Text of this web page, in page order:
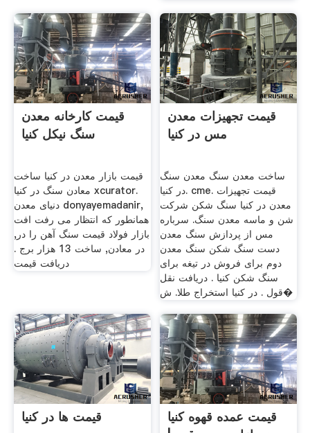
قیمت کارخانه معدن
سنگ نیکل کنیا
قیمت بازار معدن در کنیا ساخت
معادن سنگ در کنیا xcurator.
دنیای معدن donyayemadanir,
همانطور که انتظار می رفت افت
بازار فولاد قیمت سنگ آهن را در,
در معادن, ساخت 13 هزار برج .
دریافت قیمت
قیمت تجهیزات معدن
مس در کنیا
ساخت معدن سنگ معدن سنگ
در کنیا. cme. قیمت تجهیزات
معدن در کنیا سنگ شکن شرکت
شن و ماسه معدن سنگ. سرباره
مس از پردازش سنگ معدن
دست سنگ شکن سنگ معدن
دوم برای فروش در تیغه برای
سنگ شکن کنیا . دریافت نقل
قول . در کنیا استخراج طلا. ش�
قیمت ها در کنیا
قیمت عمده قهوه کنیا